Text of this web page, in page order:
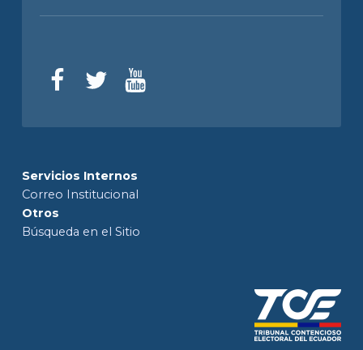
Servicios Internos
Correo Institucional
Otros
Búsqueda en el Sitio